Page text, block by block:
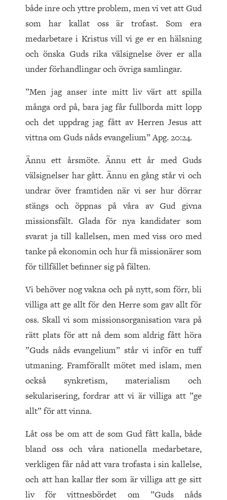
både inre och yttre problem, men vi vet att Gud
som har kallat oss är trofast. Som era
medarbetare i Kristus vill vi ge er en hälsning
och önska Guds rika välsignelse över er alla
under förhandlingar och övriga samlingar.
”Men jag anser inte mitt liv värt att spilla
många ord på, bara jag får fullborda mitt lopp
och det uppdrag jag fått av Herren Jesus att
vittna om Guds nåds evangelium” Apg. 20:24.
Ännu ett årsmöte. Ännu ett år med Guds
välsignelser har gått. Ännu en gång står vi och
undrar över framtiden när vi ser hur dörrar
stängs och öppnas på våra av Gud givna
missionsfält. Glada för nya kandidater som
svarat ja till kallelsen, men med viss oro med
tanke på ekonomin och hur få missionärer som
för tillfället befinner sig på fälten.
Vi behöver nog vakna och på nytt, som förr, bli
villiga att ge allt för den Herre som gav allt för
oss. Skall vi som missionsorganisation vara på
rätt plats för att nå dem som aldrig fått höra
”Guds nåds evangelium” står vi inför en tuff
utmaning. Framförallt mötet med islam, men
också synkretism, materialism och
sekularisering, fordrar att vi är villiga att ”ge
allt” för att vinna.
Låt oss be om att de som Gud fått kalla, både
bland oss och våra nationella medarbetare,
verkligen får nåd att vara trofasta i sin kallelse,
och att han kallar fler som är villiga att ge sitt
liv för vittnesbördet om ”Guds nåds